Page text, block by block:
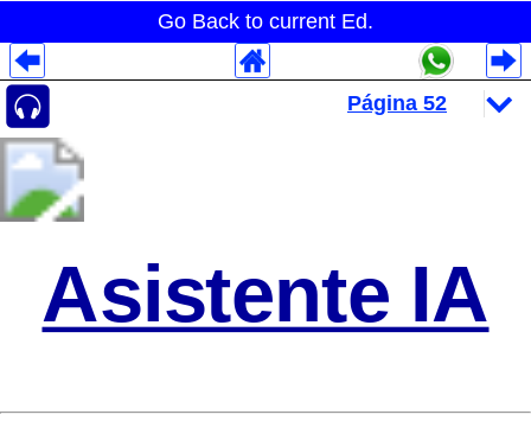
Go Back to current Ed.
Asistente IA
Despliegues Analytics
Despliegues Totales
Despliegues por Rubros